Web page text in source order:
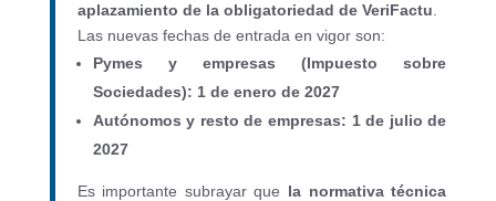
aplazamiento de la obligatoriedad de VeriFactu.
Las nuevas fechas de entrada en vigor son:
Pymes y empresas (Impuesto sobre
Sociedades): 1 de enero de 2027
Autónomos y resto de empresas: 1 de julio de
2027
Es importante subrayar que la normativa técnica